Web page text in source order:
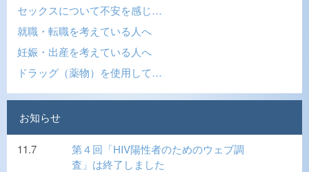
セックスについて不安を感じ…
就職・転職を考えている人へ
妊娠・出産を考えている人へ
ドラッグ（薬物）を使用して…
お知らせ
11.7
第４回「HIV陽性者のためのウェブ調
査」は終了しました